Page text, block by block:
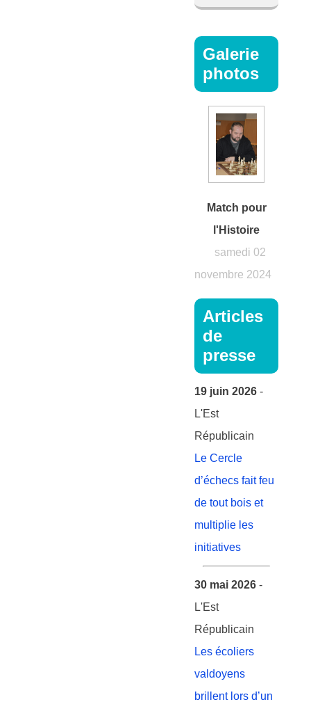
Galerie
photos
Match pour
l'Histoire
samedi 02
novembre 2024
Articles
de
presse
19 juin 2026 -
L'Est
Républicain
Le Cercle
d’échecs fait feu
de tout bois et
multiplie les
initiatives
30 mai 2026 -
L'Est
Républicain
Les écoliers
valdoyens
brillent lors d’un